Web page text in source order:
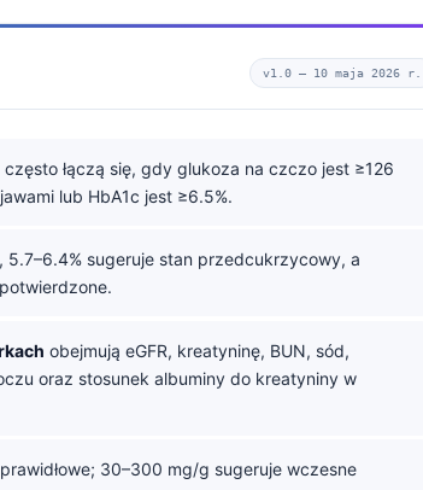
v1.0 — 10 maja 2026 r.
często łączą się, gdy glukoza na czczo jest ≥126
lub HbA1c jest ≥6.5%.
5.7–6.4% sugeruje stan przedcukrzycowy, a
obejmują eGFR, kreatyninę, BUN, sód,
oraz stosunek albuminy do kreatyniny w
30–300 mg/g sugeruje wczesne